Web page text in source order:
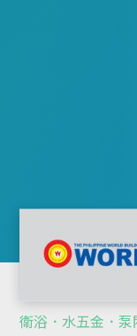
衛浴．水五金．